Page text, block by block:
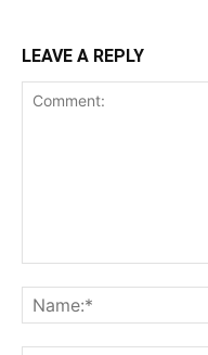
LEAVE A REPLY